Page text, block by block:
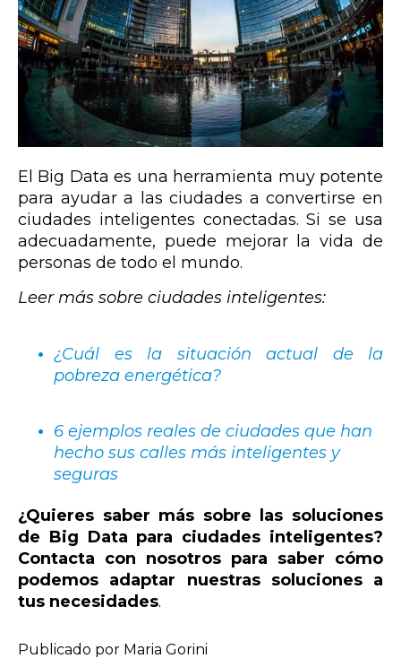
El Big Data es una herramienta muy potente
para ayudar a las ciudades a convertirse en
ciudades inteligentes conectadas. Si se usa
adecuadamente, puede mejorar la vida de
personas de todo el mundo.
Leer más sobre ciudades inteligentes:
¿Cuál es la situación actual de la
pobreza energética?
6 ejemplos reales de ciudades que han
hecho sus calles más inteligentes y
seguras
¿Quieres saber más sobre las soluciones
de Big Data para ciudades inteligentes?
Contacta con nosotros para saber cómo
podemos adaptar nuestras soluciones a
tus necesidades.
Publicado por Maria Gorini